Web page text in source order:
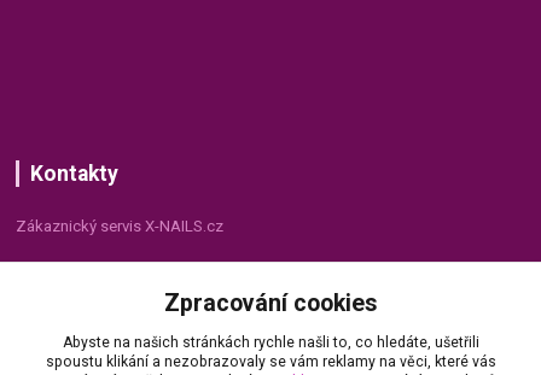
Kontakty
Zákaznický servis X-NAILS.cz
+420 735 055 075Zpracování cookies
Abyste na našich stránkách rychle našli to, co hledáte, ušetřili
spoustu klikání a nezobrazovaly se vám reklamy na věci, které vás